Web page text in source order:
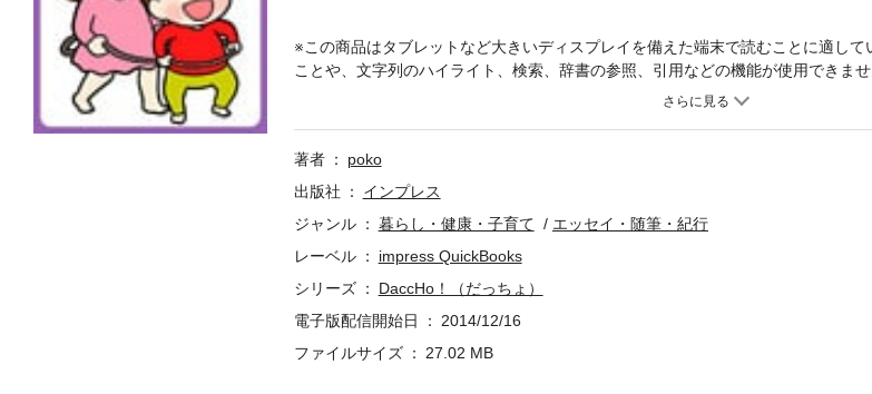
※この商品はタブレットなど大きいディスプレイを備えた端末で読むことに適し
ことや、文字列のハイライト、検索、辞書の参照、引用などの機能が使用できま
画家として活動する著者が、うーちゃん(長女)とコウくん(長男)、家族との日常を
6年生まれのAB型。東洋美術学校絵画科卒業。グラフィックデザイナーとして制作
年にフリーとして独立。
著者
poko
出版社
インプレス
ジャンル
暮らし・健康・子育て
エッセイ・随筆・紀行
レーベル
impress QuickBooks
シリーズ
DaccHo！（だっちょ）
電子版配信開始日
2014/12/16
ファイルサイズ
27.02 MB